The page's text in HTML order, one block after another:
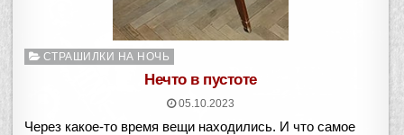
Опубликовано
СТРАШИЛКИ НА НОЧЬ
Нечто в пустоте
05.10.2023
Через какое-то время вещи находились. И что самое